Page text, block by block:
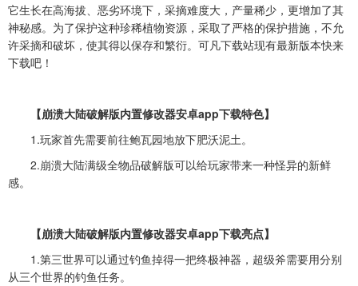
它生长在高海拔、恶劣环境下，采摘难度大，产量稀少，更增加了其
神秘感。为了保护这种珍稀植物资源，采取了严格的保护措施，不允
许采摘和破坏，使其得以保存和繁衍。可凡下载站现有最新版本快来
下载吧！
【崩溃大陆破解版内置修改器安卓app下载特色】
1.玩家首先需要前往鲍瓦园地放下肥沃泥土。
2.崩溃大陆满级全物品破解版可以给玩家带来一种怪异的新鲜
感。
【崩溃大陆破解版内置修改器安卓app下载亮点】
1.第三世界可以通过钓鱼掉得一把终极神器，超级斧需要用分别
从三个世界的钓鱼任务。